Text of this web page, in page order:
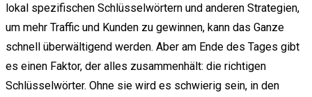
lokal spezifischen Schlüsselwörtern und anderen Strategien,
um mehr Traffic und Kunden zu gewinnen, kann das Ganze
schnell überwältigend werden. Aber am Ende des Tages gibt
es einen Faktor, der alles zusammenhält: die richtigen
Schlüsselwörter. Ohne sie wird es schwierig sein, in den